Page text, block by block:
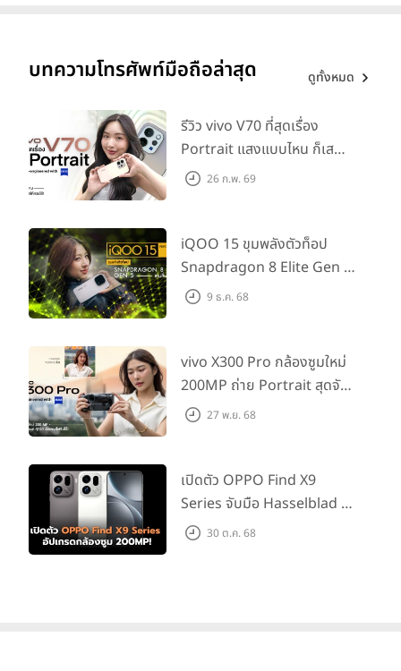
สามารถรันเวิร์กโฟลว์ประสิทธิภาพสูงที่ไม่เคยคิดมาก่อนว่าจะทำได้
มีประสิทธิภาพที่เร็วยิ่งขึ้น หน่วยความจำแบบรวมที่มากขึ้น และ
ความสามารถในการเชื่อมต่อที่ล้ำสมัย ทั้งยังรองรับจอภาพสูงสุด 2
จอในรุ่นที่ใช้ชิป M2 และสูงสุด 3 จอในรุ่นที่ใช้ชิป M2 Pro ซึ่งเมื่อ
จับคู่กับ Studio Display และอุปกรณ์เสริม Magic รวมถึงขุม
พลังและความใช้ง่ายของ macOS Ventura แล้ว Mac mini จึง
มอบประสบการณ์การใช้งานที่เรียกได้ว่าเป็นปรากฏการณ์ พร้อม
ยกระดับประสิทธิภาพการทำงานและความคิดสร้างสรรค์ของผู้ใช้ไป
อีกขั้น
"Mac mini มาพร้อมความสามารถที่เหนือชั้นและการเชื่อมต่อ
หลากหลายแบบในดีไซน์ที่กะทัดรัด จึงมีการนำไปใช้ในหลายสถานที่
และหลายรูปแบบ มาวันนี้เราตื่นเต้นอย่างยิ่งที่จะได้ยกระดับ Mac
บทความโทรศัพท์มือถือล่าสุด ดูทั้งหมด
รีวิว vivo V70 ที่สุดเรื่อง
Portrait แสงแบบไหน ก็เส
กช็อตให้สวยได้!
26 ก.พ. 69
iQOO 15 ขุมพลังตัวท็อป
Snapdragon 8 Elite Gen 5
เล่นลื่นทุกเกม!
9 ธ.ค. 68
vivo X300 Pro กล้องซูมใหม่
200MP ถ่าย Portrait สุดจัด
ต่อเลนส์เสริมได้!
27 พ.ย. 68
เปิดตัว OPPO Find X9
Series จับมือ Hasselblad อัป
เกรดกล้องซูม 200MP!
30 ต.ค. 68